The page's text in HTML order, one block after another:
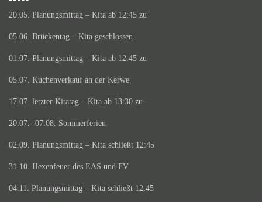
20.05. Planungsmittag – Kita ab 12:45 zu
05.06. Brückentag – Kita geschlossen
01.07. Planungsmittag – Kita ab 12:45 zu
05.07. Kuchenverkauf an der Kerwe
17.07. letzter Kitatag – Kita ab 13:30 zu
20.07.- 07.08. Sommerferien
02.09. Planungsmittag – Kita schließt 12:45
31.10. Hexenfeuer des EAS und FV
04.11. Planungsmittag – Kita schließt 12:45